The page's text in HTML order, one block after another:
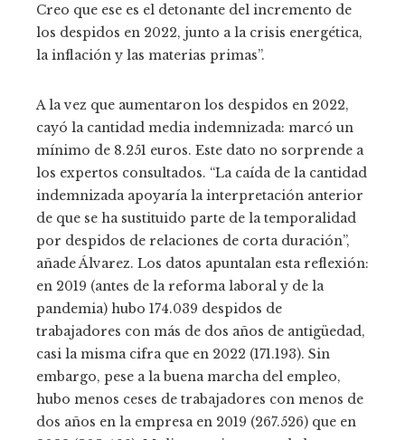
Creo que ese es el detonante del incremento de
los despidos en 2022, junto a la crisis energética,
la inflación y las materias primas”.
A la vez que aumentaron los despidos en 2022,
cayó la cantidad media indemnizada: marcó un
mínimo de 8.251 euros. Este dato no sorprende a
los expertos consultados. “La caída de la cantidad
indemnizada apoyaría la interpretación anterior
de que se ha sustituido parte de la temporalidad
por despidos de relaciones de corta duración”,
añade Álvarez. Los datos apuntalan esta reflexión:
en 2019 (antes de la reforma laboral y de la
pandemia) hubo 174.039 despidos de
trabajadores con más de dos años de antigüedad,
casi la misma cifra que en 2022 (171.193). Sin
embargo, pese a la buena marcha del empleo,
hubo menos ceses de trabajadores con menos de
dos años en la empresa en 2019 (267.526) que en